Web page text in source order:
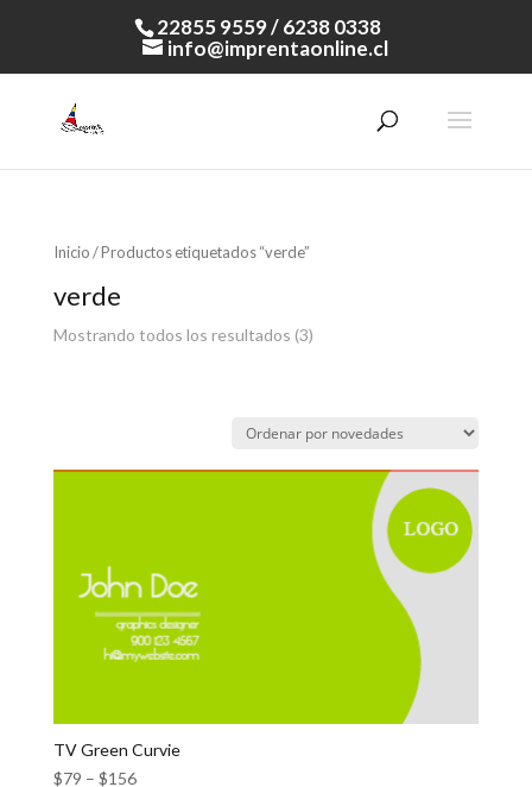
22855 9559 / 6238 0338
info@imprentaonline.cl
Inicio/ Productos etiquetados “verde”
verde
Mostrando todos los resultados (3)
TV Green Curvie
$79 – $156